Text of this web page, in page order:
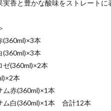
実香と豊かな酸味をストレートに
(360ml)×3本
(360ml)×3本
ゼ(360ml)×2本
本
ム赤(360ml)×1本
ム白(360ml)×1本 合計12本